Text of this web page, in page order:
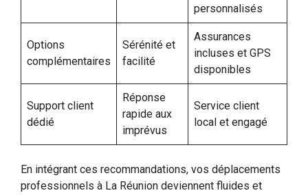
personnalisés
Options
complémentaires
Sérénité et
facilité
Assurances
incluses et GPS
disponibles
Support client
dédié
Réponse
rapide aux
imprévus
Service client
local et engagé
En intégrant ces recommandations, vos déplacements
professionnels à La Réunion deviennent fluides et